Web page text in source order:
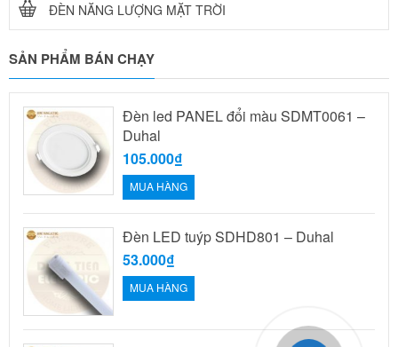
ĐÈN NĂNG LƯỢNG MẶT TRỜI
SẢN PHẨM BÁN CHẠY
Đèn led PANEL đổi màu SDMT0061 –
Duhal
105.000₫
MUA HÀNG
Đèn LED tuýp SDHD801 – Duhal
53.000₫
MUA HÀNG